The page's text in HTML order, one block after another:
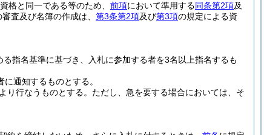
格と同一である等のため、 前項において準用する同条第2項及
査及び名簿の作成は、 第3条第2項及び第3項の規定による資
指名基準に基づき、入札に参加する者を3名以上指名するも
通知するものとする。
り行なうものとする。 ただし、急を要する場合においては、そ